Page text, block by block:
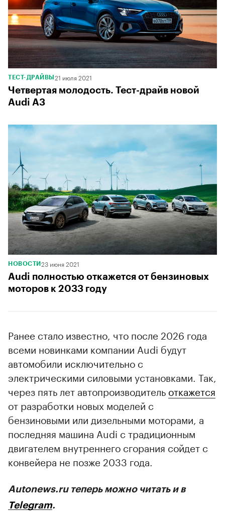
ТЕСТ-ДРАЙВЫ 21 июля 2021
Четвертая молодость. Тест-драйв новой
Audi A3
НОВОСТИ 23 июня 2021
Audi полностью откажется от бензиновых
моторов к 2033 году
Ранее стало известно, что после 2026 года
всеми новинками компании Audi будут
автомобили исключительно с
электрическими силовыми установками. Так,
через пять лет автопроизводитель откажется
от разработки новых моделей с
бензиновыми или дизельными моторами, а
последняя машина Audi с традиционным
двигателем внутреннего сгорания сойдет с
конвейера не позже 2033 года.
Autonews.ru теперь можно читать и в
Telegram.